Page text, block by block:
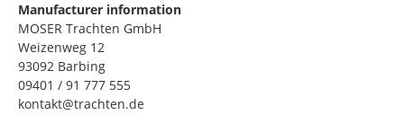
Manufacturer information
MOSER Trachten GmbH
Weizenweg 12
93092 Barbing
09401 / 91 777 555
kontakt@trachten.de